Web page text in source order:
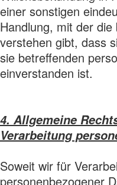
einer sonstigen
Handlung, mit der
verstehen gibt, dass
sie betreffenden
einverstanden ist.
4. Allgemeine
Verarbeitung
Soweit wir für
personenbezogener